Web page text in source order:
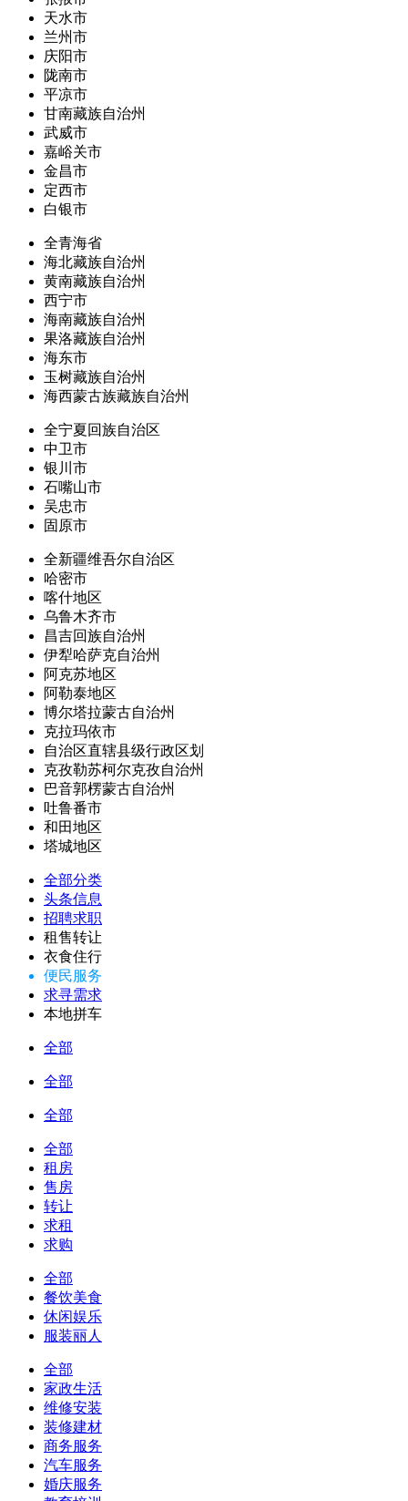
天水市
兰州市
庆阳市
陇南市
平凉市
甘南藏族自治州
武威市
嘉峪关市
金昌市
定西市
白银市
全青海省
海北藏族自治州
黄南藏族自治州
西宁市
海南藏族自治州
果洛藏族自治州
海东市
玉树藏族自治州
海西蒙古族藏族自治州
全宁夏回族自治区
中卫市
银川市
石嘴山市
吴忠市
固原市
全新疆维吾尔自治区
哈密市
喀什地区
乌鲁木齐市
昌吉回族自治州
伊犁哈萨克自治州
阿克苏地区
阿勒泰地区
博尔塔拉蒙古自治州
克拉玛依市
自治区直辖县级行政区划
克孜勒苏柯尔克孜自治州
巴音郭楞蒙古自治州
吐鲁番市
和田地区
塔城地区
全部分类
头条信息
招聘求职
租售转让
衣食住行
便民服务
求寻需求
本地拼车
全部
全部
全部
全部
租房
售房
转让
求租
求购
全部
餐饮美食
休闲娱乐
服装丽人
全部
家政生活
维修安装
装修建材
商务服务
汽车服务
婚庆服务